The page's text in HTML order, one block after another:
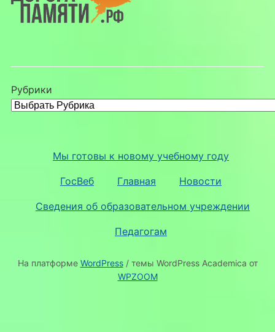
Рубрики
Мы готовы к новому учебному году
ГосВеб Главная Новости
Сведения об образовательном учреждении
Педагогам
На платформе WordPress/ темы WordPress Academica от
WPZOOM